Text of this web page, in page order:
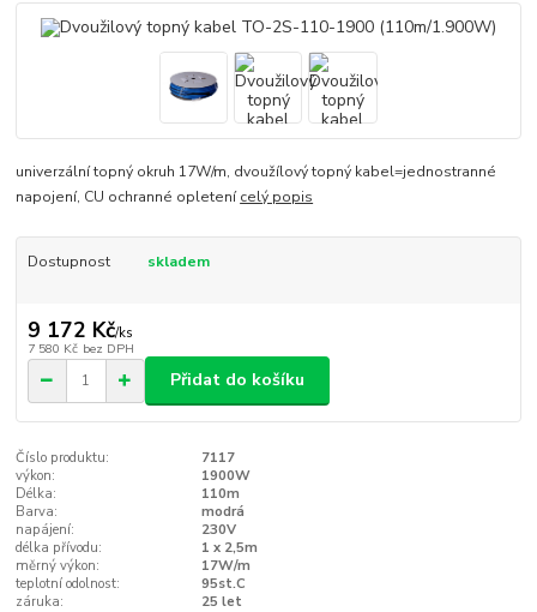
univerzální topný okruh 17W/m, dvoužílový topný kabel=jednostranné
napojení, CU ochranné opletenícelý popis
Dostupnost skladem
9 172 Kč/ks
7 580 Kč bez DPH
Přidat do košíku
Číslo produktu:
7117
výkon:
1900W
Délka:
110m
Barva:
modrá
napájení:
230V
délka přívodu:
1 x 2,5m
měrný výkon:
17W/m
teplotní odolnost:
95st.C
záruka:
25 let